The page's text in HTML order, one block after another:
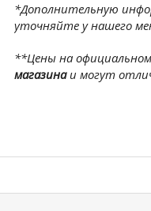
*Дополнительную
уточняйте у нашего
**Цены на
магазинаи могут